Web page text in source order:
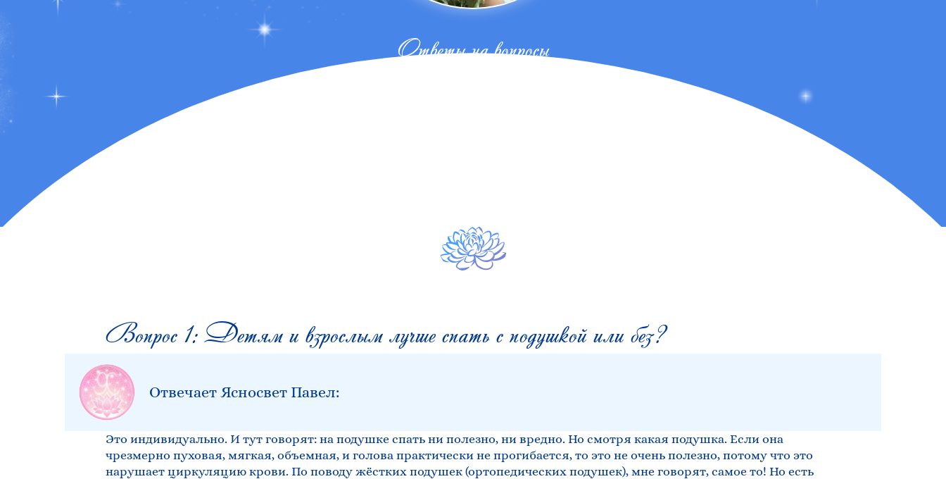
Ответы на вопросы
Вопрос 1: Детям и взрослым лучше спать с подушкой или без?
Отвечает Ясносвет Павел:
Это индивидуально. И тут говорят: на подушке спать ни полезно, ни вредно. Но смотря какая подушка. Если она
чрезмерно пуховая, мягкая, объемная, и голова практически не прогибается, то это не очень полезно, потому что это
нарушает циркуляцию крови. По поводу жёстких подушек (ортопедических подушек), мне говорят, самое то! Но есть